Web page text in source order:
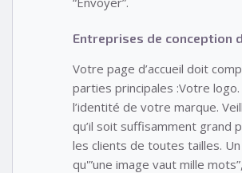
Entreprises de conception
Votre page d’accueil doit
parties principales :Votre logo.
l’identité de votre marque.
qu’il soit suffisamment grand
les clients de toutes tailles.
qu'”une image vaut mille